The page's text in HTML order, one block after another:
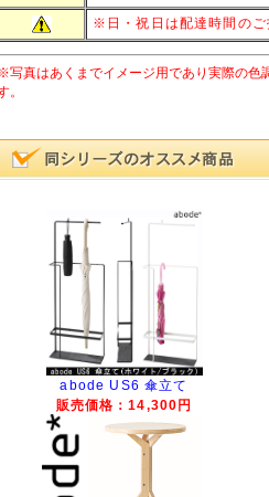
※ 日・祝日は配達時間の
写真はあくまでイメージ用であり実際の色
。
abode US6 傘立て
販売価格：14,300円